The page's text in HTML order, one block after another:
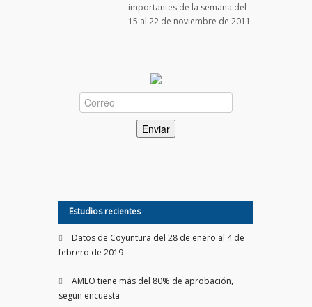
importantes de la semana del
15 al 22 de noviembre de 2011
Estudios recientes
Datos de Coyuntura del 28 de enero al 4 de
febrero de 2019
AMLO tiene más del 80% de aprobación,
según encuesta